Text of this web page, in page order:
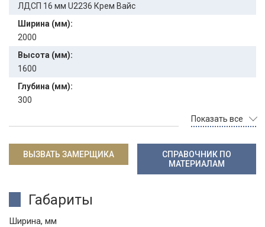
ЛДСП 16 мм U2236 Крем Вайс
Ширина (мм):
2000
Высота (мм):
1600
Глубина (мм):
300
Показать все
ВЫЗВАТЬ ЗАМЕРЩИКА
СПРАВОЧНИК ПО
МАТЕРИАЛАМ
Габариты
Ширина, мм